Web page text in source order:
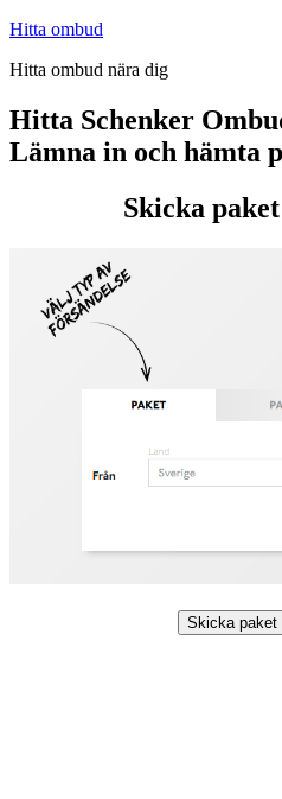
Hoppa
innehåll
Hitta ombud
Hitta ombud nära dig
Hitta Schenker
Lämna in och hämta
Skicka
Skicka paket